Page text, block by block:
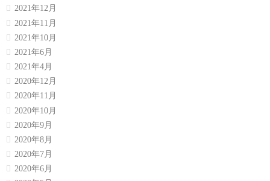
2021年12月
2021年11月
2021年10月
2021年6月
2021年4月
2020年12月
2020年11月
2020年10月
2020年9月
2020年8月
2020年7月
2020年6月